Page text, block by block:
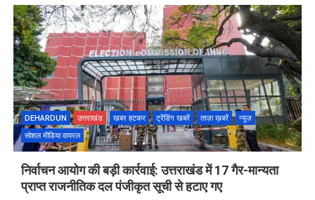
DEHARDUN उत्तराखंड खबर हटकर ट्रेंडिंग खबरें ताज़ा ख़बरें
न्यूज़
सोशल मीडिया वायरल
निर्वाचन आयोग की बड़ी कार्रवाई: उत्तराखंड में 17 गैर-मान्यता
प्राप्त राजनीतिक दल पंजीकृत सूची से हटाए गए